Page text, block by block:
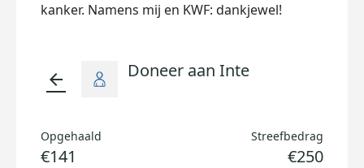
kanker. Namens mij en KWF: dankjewel!
arrow_back Doneer aan Inte
Opgehaald
€141
Streefbedrag
€250